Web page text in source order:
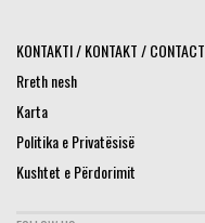
KONTAKTI / KONTAKT / CONTACT
Rreth nesh
Karta
Politika e Privatësisë
Kushtet e Përdorimit